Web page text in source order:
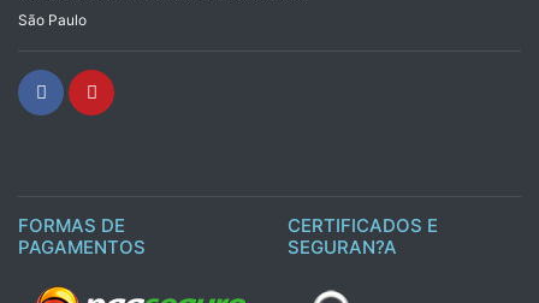
São Paulo
FORMAS DE
PAGAMENTOS
CERTIFICADOS E
SEGURAN?A